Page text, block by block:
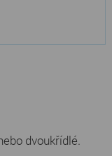
dvoukřídlé.